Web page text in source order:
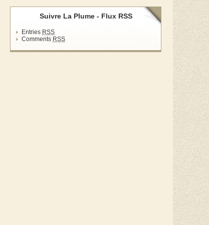
Suivre La Plume - Flux RSS
Entries RSS
Comments RSS